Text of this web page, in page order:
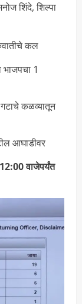
शिंदे, शिल्पा
कल
1
गटाचे कळव्यातून
आघाडीवर
वाजेपर्यंत